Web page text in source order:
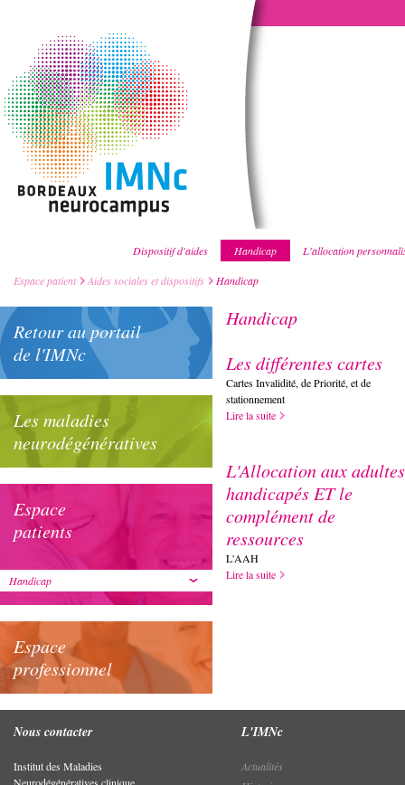
Dispositif d'aides Handicap L'allocation
Espace patient Aides sociales et dispositifs Handicap
Retour au portail
de l'IMNc
Les maladies
neurodégénératives
Espace
patients
Handicap
Espace
professionnel
Handicap
Les différentes cartes
Cartes Invalidité, de Priorité, et de
stationnement
Lire la suite
L'Allocation aux adultes
handicapés ET le
complément de
ressources
L'AAH
Lire la suite
Nous contacter
Institut des Maladies
L'IMNc
Actualités